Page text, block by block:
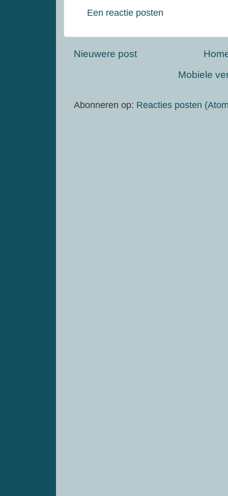
Een reactie posten
Nieuwere post
Mobiele
Abonneren op: Reacties posten